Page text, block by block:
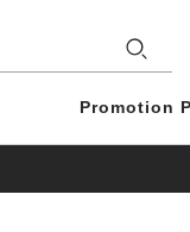
Promotion